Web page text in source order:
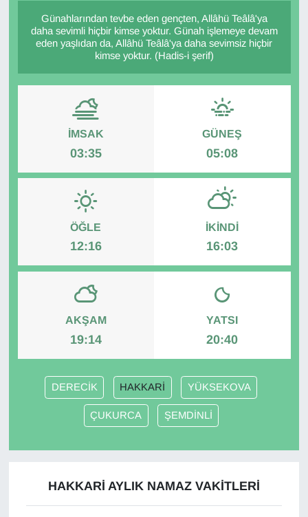
Günahlarından tevbe eden gençten, Allâhü Teâlâ'ya
daha sevimli hiçbir kimse yoktur. Günah işlemeye devam
eden yaşlıdan da, Allâhü Teâlâ'ya daha sevimsiz hiçbir
kimse yoktur. (Hadis-i şerif)
İMSAK
03:35
GÜNEŞ
05:08
ÖĞLE
12:16
İKINDI
16:03
AKŞAM
19:14
YATSI
20:40
DERECİK HAKKARİ YÜKSEKOVA
ÇUKURCA ŞEMDİNLİ
HAKKARİ AYLIK NAMAZ VAKITLERI
Diğer
EKONOMİ
En çok konuşulanlar
GENEL
Güncel
Gündem
Haber
HABERDE İNSAN
Kadın